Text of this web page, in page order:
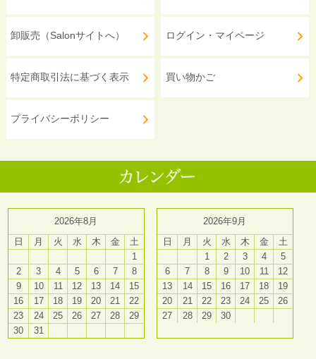
卸販売（Salonサイトへ）
特定商取引法に基づく表示
プライバシーポリシー
ログイン・マイページ
買い物かご
2026年8月
日
月 火 水 木 金
土
1
2
3 4 5 6 7
8
9
10 11 12 13 14
15
16
17 18 19 20 21
22
23
24 25 26 27 28
29
30
31
2026年9月
日
月 火 水 木 金
土
1
2 3 4
5
6
7 8 9 10 11
12
13
14 15 16 17 18
19
20
21 22 23 24 25
26
27
28 29 30